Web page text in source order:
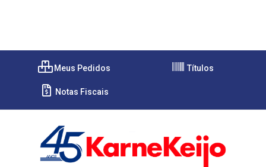
Meus Pedidos Títulos
Notas Fiscais